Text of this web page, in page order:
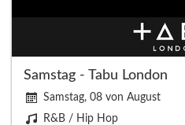
Samstag - Tabu London
Samstag, 08 von August
R&B / Hip Hop